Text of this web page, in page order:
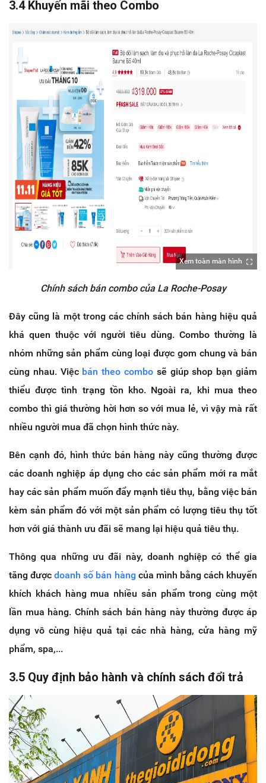
3.4 Khuyến mãi theo Combo
Xem toàn màn hình
Chính sách bán combo của La Roche-Posay
Đây cũng là một trong các chính sách bán hàng hiệu quả
khá quen thuộc với người tiêu dùng. Combo thường là
nhóm những sản phẩm cùng loại được gom chung và bán
cùng nhau. Việc bán theo combo sẽ giúp shop bạn giảm
thiểu được tình trạng tồn kho. Ngoài ra, khi mua theo
combo thì giá thường hời hơn so với mua lẻ, vì vậy mà rất
nhiều người mua đã chọn hình thức này.
Bên cạnh đó, hình thức bán hàng này cũng thường được
các doanh nghiệp áp dụng cho các sản phẩm mới ra mắt
hay các sản phẩm muốn đẩy mạnh tiêu thụ, bằng việc bán
kèm sản phẩm đó với một sản phẩm có lượng tiêu thụ tốt
hơn với giá thành ưu đãi sẽ mang lại hiệu quả tiêu thụ.
Thông qua những ưu đãi này, doanh nghiệp có thể gia
tăng đượcdoanh số bán hàng của mình bằng cách khuyến
khích khách hàng mua nhiều sản phẩm trong cùng một
lần mua hàng. Chính sách bán hàng này thường được áp
dụng vô cùng hiệu quả tại các nhà hàng, cửa hàng mỹ
phẩm, spa,...
3.5 Quy định bảo hành và chính sách đổi trả